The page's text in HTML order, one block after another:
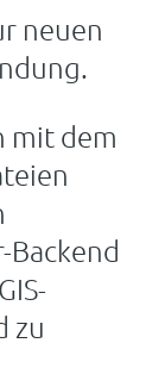
neuen
mit dem
zu